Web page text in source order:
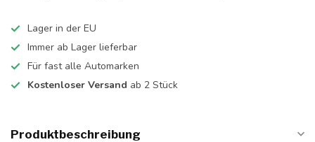
Lager in der EU
Immer ab Lager lieferbar
Für fast alle Automarken
Kostenloser Versand ab 2 Stück
Produktbeschreibung